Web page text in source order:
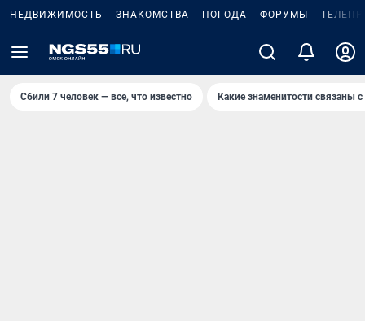
НЕДВИЖИМОСТЬ ЗНАКОМСТВА ПОГОДА ФОРУМЫ
Сбили 7 человек — все, что известно Какие знаменитости связаны